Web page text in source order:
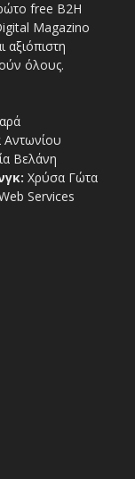
free Β2Η
Magazino
αξιόπιστη
όλους.
Αντωνίου
Βελάνη
Χρύσα Γώτα
Services